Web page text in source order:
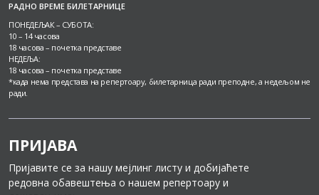
РАДНО ВРЕМЕ БИЛЕТАРНИЦЕ
ПОНЕДЕЉАК – СУБОТА:
10 – 14 часова
18 часова – почетка представе
НЕДЕЉА:
18 часова – почетка представе
*када нема представа на репертоару, билетарница ради преподне, а недељом не
ради.
ПРИЈАВА
Пријавите се за нашу мејлинг листу и добијаћете
редовна обавештења о нашем репертоару и